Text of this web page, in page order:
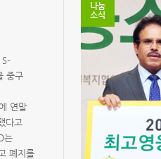
중구
연말
다고
는
폐지를
나눔
소식